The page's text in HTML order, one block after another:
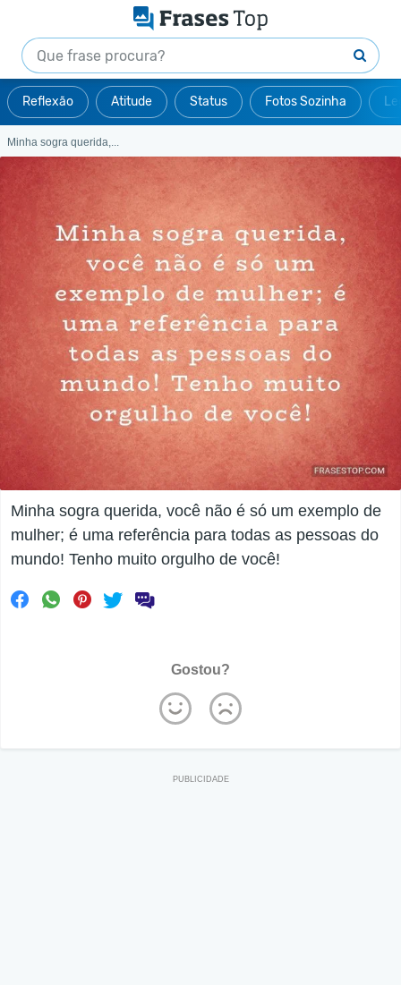
Reflexão Atitude Status Fotos Sozinha
Minha sogra querida,...
Minha sogra querida, você não é só um exemplo de
mulher; é uma referência para todas as pessoas do
mundo! Tenho muito orgulho de você!
Gostou?